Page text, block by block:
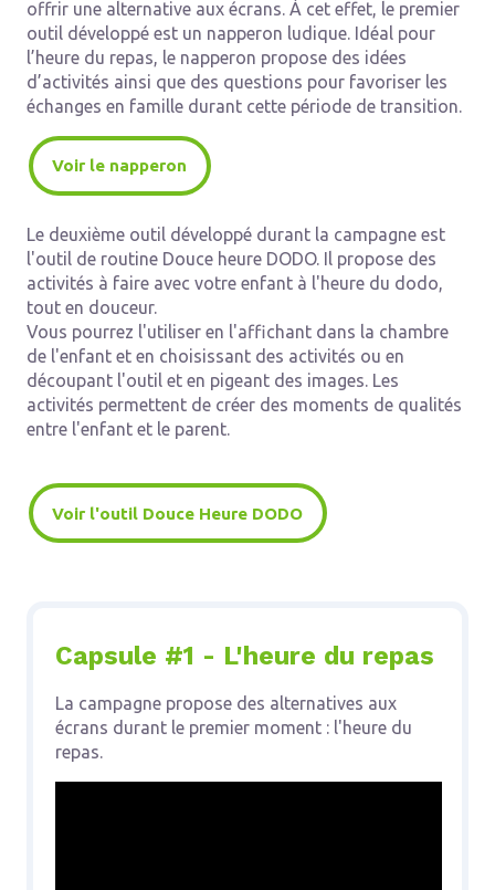
offrir une alternative aux écrans. À cet effet, le premier
outil développé est un napperon ludique. Idéal pour
l’heure du repas, le napperon propose des idées
d’activités ainsi que des questions pour favoriser les
échanges en famille durant cette période de transition.
Voir le napperon
Le deuxième outil développé durant la campagne est
l'outil de routine Douce heure DODO. Il propose des
activités à faire avec votre enfant à l'heure du dodo,
tout en douceur.
Vous pourrez l'utiliser en l'affichant dans la chambre
de l'enfant et en choisissant des activités ou en
découpant l'outil et en pigeant des images. Les
activités permettent de créer des moments de qualités
entre l'enfant et le parent.
Voir l'outil Douce Heure DODO
Capsule #1 - L'heure du repas
La campagne propose des alternatives aux
écrans durant le premier moment : l'heure du
repas.